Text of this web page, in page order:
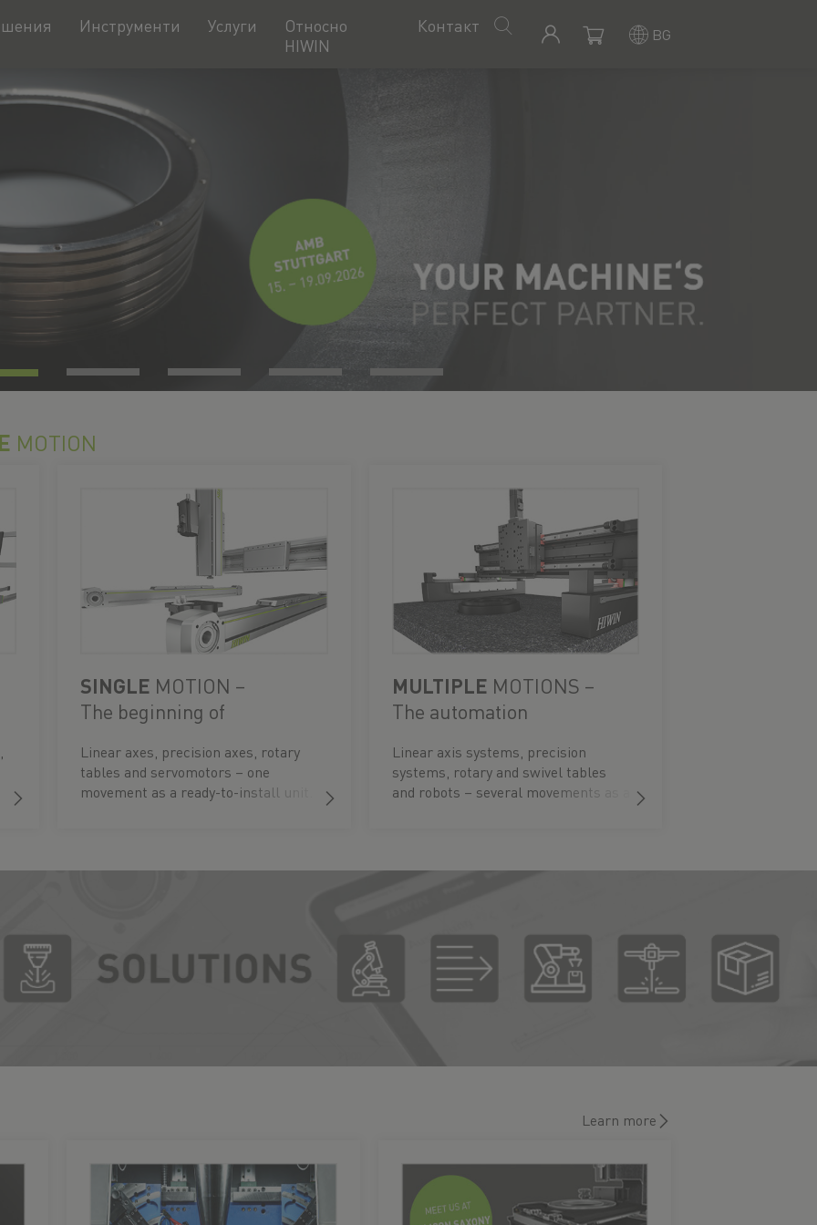
Контакт
Относно
HIWIN
Услуги
Инструменти BG
MOTION
SINGLE MOTION –
The beginning of
Linear axes, precision axes, rotary
tables and servomotors – one
movement as a ready-to-install unit.
MULTIPLE MOTIONS –
The automation
Linear axis systems, precision
systems, rotary and swivel tables
and robots – several movements as a
Learn more